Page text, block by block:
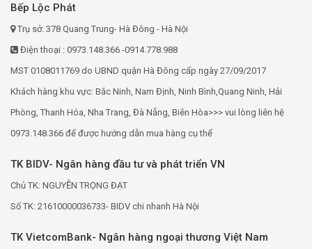
Bếp Lộc Phát
Trụ sở: 378 Quang Trung- Hà Đông - Hà Nội
Điện thoại : 0973.148.366 -0914.778.988
MST 0108011769 do UBND quận Hà Đông cấp ngày 27/09/2017
Khách hàng khu vực: Bắc Ninh, Nam Định, Ninh Bình,Quang Ninh, Hải
Phòng, Thanh Hóa, Nha Trang, Đà Nẵng, Biên Hòa>>> vui lòng liên hệ
0973.148.366 để được hướng dẫn mua hàng cụ thể
TK BIDV- Ngân hàng đầu tư và phát triển VN
Chủ TK: NGUYỄN TRỌNG ĐẠT
Số TK: 21610000036733- BIDV chi nhanh Hà Nội
TK VietcomBank- Ngân hàng ngoại thương Việt Nam